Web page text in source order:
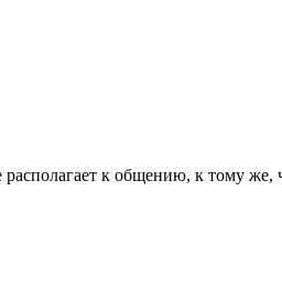
к общению, к тому же,